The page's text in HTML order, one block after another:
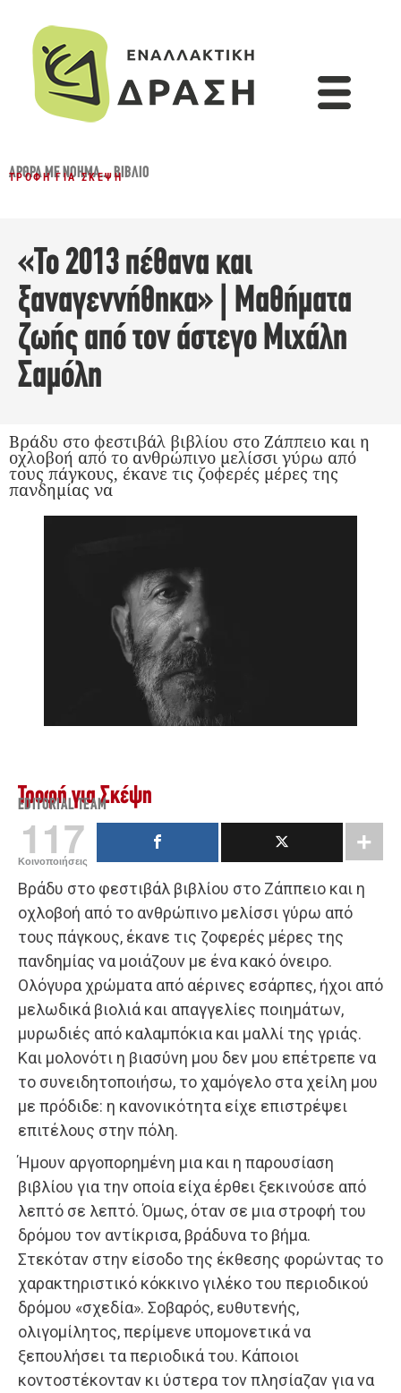
ΆΡΘΡΑ ΜΕ ΝΌΗΜΑ...,ΒΙΒΛΊΟ
ΤΡΟΦΉ ΓΙΑ ΣΚΈΨΗ
«Το 2013 πέθανα και
ξαναγεννήθηκα» | Μαθήματα
ζωής από τον άστεγο Μιχάλη
Σαμόλη
Βράδυ στο φεστιβάλ βιβλίου στο Ζάππειο και η
οχλοβοή από το ανθρώπινο μελίσσι γύρω από
τους πάγκους, έκανε τις ζοφερές μέρες της
πανδημίας να
Τροφή για Σκέψη
EDITORIAL TEAM
117
Κοινοποιήσεις
Βράδυ στο φεστιβάλ βιβλίου στο Ζάππειο και η
οχλοβοή από το ανθρώπινο μελίσσι γύρω από
τους πάγκους, έκανε τις ζοφερές μέρες της
πανδημίας να μοιάζουν με ένα κακό όνειρο.
Ολόγυρα χρώματα από αέρινες εσάρπες, ήχοι από
μελωδικά βιολιά και απαγγελίες ποιημάτων,
μυρωδιές από καλαμπόκια και μαλλί της γριάς.
Και μολονότι η βιασύνη μου δεν μου επέτρεπε να
το συνειδητοποιήσω, το χαμόγελο στα χείλη μου
με πρόδιδε: η κανονικότητα είχε επιστρέψει
επιτέλους στην πόλη.
Ήμουν αργοπορημένη μια και η παρουσίαση
βιβλίου για την οποία είχα έρθει ξεκινούσε από
λεπτό σε λεπτό. Όμως, όταν σε μια στροφή του
δρόμου τον αντίκρισα, βράδυνα το βήμα.
Στεκόταν στην είσοδο της έκθεσης φορώντας το
χαρακτηριστικό κόκκινο γιλέκο του περιοδικού
δρόμου «σχεδία». Σοβαρός, ευθυτενής,
ολιγομίλητος, περίμενε υπομονετικά να
ξεπουλήσει τα περιοδικά του. Κάποιοι
κοντοστέκονταν κι ύστερα τον πλησίαζαν για να